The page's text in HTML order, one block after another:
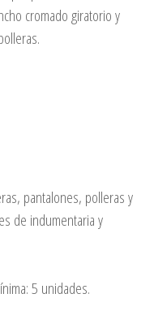
cromado giratorio y
pantalones, polleras y
de indumentaria y
5 unidades.